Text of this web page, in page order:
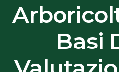
Basi